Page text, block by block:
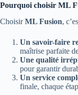
Pourquoi choisir ML
ChoisirML Fusion,
Un savoir-faire
maîtrise parfaite
Une qualité
pour garantir
Un service
finale, chaque